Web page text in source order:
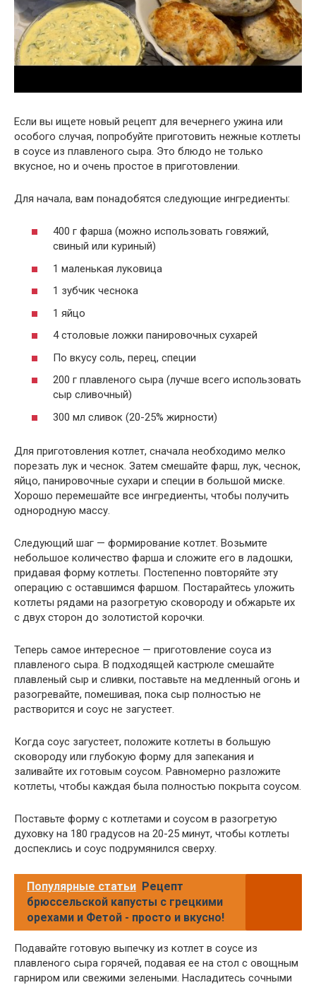
Если вы ищете новый рецепт для вечернего ужина или
особого случая, попробуйте приготовить нежные котлеты
в соусе из плавленого сыра. Это блюдо не только
вкусное, но и очень простое в приготовлении.
Для начала, вам понадобятся следующие ингредиенты:
400 г фарша (можно использовать говяжий,
свиный или куриный)
1 маленькая луковица
1 зубчик чеснока
1 яйцо
4 столовые ложки панировочных сухарей
По вкусу соль, перец, специи
200 г плавленого сыра (лучше всего использовать
сыр сливочный)
300 мл сливок (20-25% жирности)
Для приготовления котлет, сначала необходимо мелко
порезать лук и чеснок. Затем смешайте фарш, лук, чеснок,
яйцо, панировочные сухари и специи в большой миске.
Хорошо перемешайте все ингредиенты, чтобы получить
однородную массу.
Следующий шаг — формирование котлет. Возьмите
небольшое количество фарша и сложите его в ладошки,
придавая форму котлеты. Постепенно повторяйте эту
операцию с оставшимся фаршом. Постарайтесь уложить
котлеты рядами на разогретую сковороду и обжарьте их
с двух сторон до золотистой корочки.
Теперь самое интересное — приготовление соуса из
плавленого сыра. В подходящей кастрюле смешайте
плавленый сыр и сливки, поставьте на медленный огонь и
разогревайте, помешивая, пока сыр полностью не
растворится и соус не загустеет.
Когда соус загустеет, положите котлеты в большую
сковороду или глубокую форму для запекания и
заливайте их готовым соусом. Равномерно разложите
котлеты, чтобы каждая была полностью покрыта соусом.
Поставьте форму с котлетами и соусом в разогретую
духовку на 180 градусов на 20-25 минут, чтобы котлеты
доспеклись и соус подрумянился сверху.
Популярные статьи Рецепт
брюссельской капусты с грецкими
орехами и Фетой - просто и вкусно!
Подавайте готовую выпечку из котлет в соусе из
плавленого сыра горячей, подавая ее на стол с овощным
гарниром или свежими зелеными. Насладитесь сочными